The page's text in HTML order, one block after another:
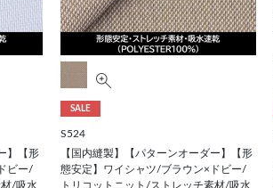
】【形
ビー/
/吸水
SALE
S524
【国内縫製】【パターンオーダー】【形
態安定】ワイシャツ/ブラウン×ドビー/
トリコットニット/ストレッチ素材/吸水